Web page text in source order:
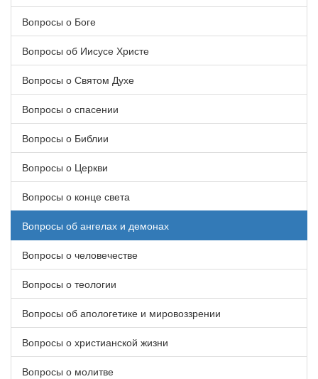
Вопросы о Боге
Вопросы об Иисусе Христе
Вопросы о Святом Духе
Вопросы о спасении
Вопросы о Библии
Вопросы о Церкви
Вопросы о конце света
Вопросы об ангелах и демонах
Вопросы о человечестве
Вопросы о теологии
Вопросы об апологетике и мировоззрении
Вопросы о христианской жизни
Вопросы о молитве